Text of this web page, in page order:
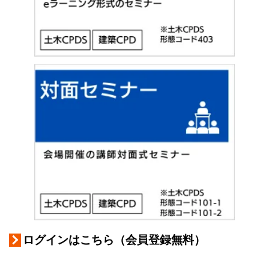
ログインはこちら（会員登録無料）